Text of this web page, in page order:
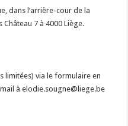
dans l’arrière-cour de la
7 à 4000 Liège.
limitées) via le formulaire en
à elodie.sougne@liege.be